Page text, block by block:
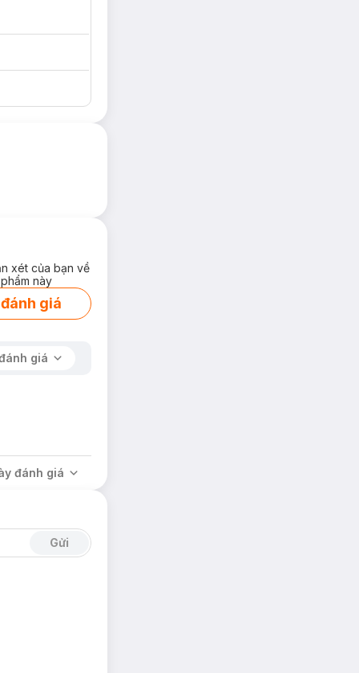
sắc tài hoa
xét của bạn về
này
giá
giá
đánh giá
Gửi